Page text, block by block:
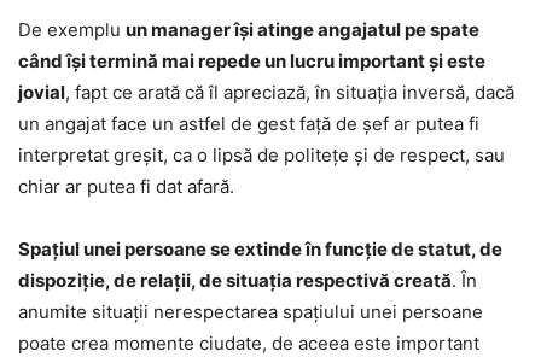
De exemplu un manager își atinge angajatul pe spate
când își termină mai repede un lucru important și este
jovial, fapt ce arată că îl apreciază, în situația inversă, dacă
un angajat face un astfel de gest față de șef ar putea fi
interpretat greșit, ca o lipsă de politețe și de respect, sau
chiar ar putea fi dat afară.
Spațiul unei persoane se extinde în funcție de statut, de
dispoziție, de relații, de situația respectivă creată. În
anumite situații nerespectarea spațiului unei persoane
poate crea momente ciudate, de aceea este important